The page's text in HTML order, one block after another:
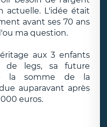
actuelle. L'idée était
avant ses 70 ans
ma question.
aux 3 enfants
de legs, sa future
la somme de la
auparavant après
euros.